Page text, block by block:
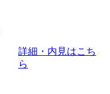
詳細・内見はこち
ら